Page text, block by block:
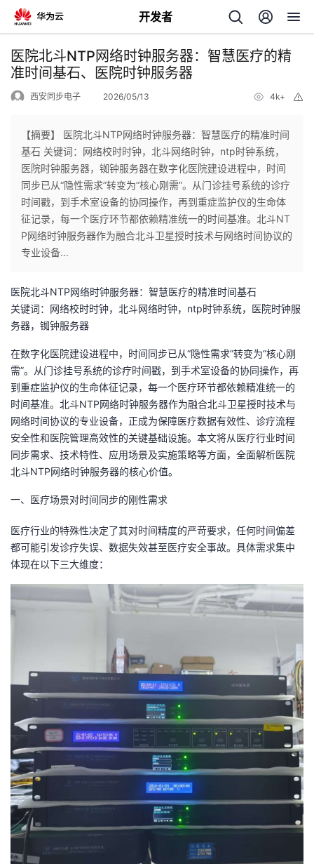
开发者
返
回
个
人
主
我
的
发
我
的
博
客
我
的
论
坛
我
的
圈
子
我
的
直
我
的
我
学
堂
我
Programs
持
我
的
我
医院北斗NTP网络时钟服务器：智慧医疗的精
准时间基石、医院时钟服务器
西安同步电子 2026/05/13 4k+
【摘要】 医院北斗NTP网络时钟服务器：智慧医疗的精准时间
基石 关键词：网络校时时钟，北斗网络时钟，ntp时钟系统，
医院时钟服务器，铷钟服务器在数字化医院建设进程中，时间
同步已从“隐性需求”转变为“核心刚需”。从门诊挂号系统的诊疗
时间戳，到手术室设备的协同操作，再到重症监护仪的生命体
征记录，每一个医疗环节都依赖精准统一的时间基准。北斗NT
P网络时钟服务器作为融合北斗卫星授时技术与网络时间协议的
专业设备...
医院北斗NTP网络时钟服务器：智慧医疗的精准时间基石
关键词：网络校时时钟，北斗网络时钟，ntp时钟系统，医院时钟服
务器，铷钟服务器
在数字化医院建设进程中，时间同步已从“隐性需求”转变为“核心刚
需”。从门诊挂号系统的诊疗时间戳，到手术室设备的协同操作，再
到重症监护仪的生命体征记录，每一个医疗环节都依赖精准统一的
时间基准。北斗NTP网络时钟服务器作为融合北斗卫星授时技术与
网络时间协议的专业设备，正成为保障医疗数据有效性、诊疗流程
安全性和医院管理高效性的关键基础设施。本文将从医疗行业时间
同步需求、技术特性、应用场景及实施策略等方面，全面解析医院
北斗NTP网络时钟服务器的核心价值。
一、医疗场景对时间同步的刚性需求
医疗行业的特殊性决定了其对时间精度的严苛要求，任何时间偏差
都可能引发诊疗失误、数据失效甚至医疗安全事故。具体需求集中
体现在以下三大维度：